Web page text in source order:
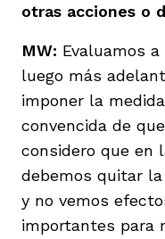
otras acciones o
MW: Evaluamos
luego más
imponer la
convencida de
considero que en
debemos quitar
y no vemos
importantes para